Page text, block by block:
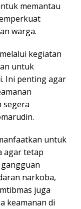
memantau
warga.
kegiatan
untuk
Ini penting agar
segera
untuk
agar tetap
narkoba,
juga
keamanan di